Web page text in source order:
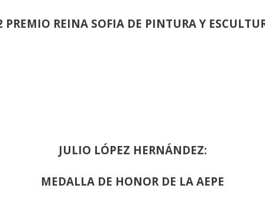
PREMIO REINA SOFIA DE PINTURA Y
JULIO LÓPEZ HERNÁNDEZ:
MEDALLA DE HONOR DE LA AEPE